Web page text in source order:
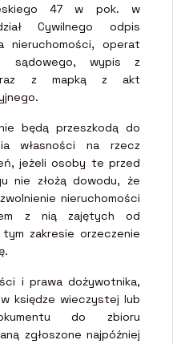
47 w pok. w
Cywilnego odpis
nieruchomości, operat
sądowego, wypis z
z mapką z akt
będą przeszkodą do
własności na rzecz
jeżeli osoby te przed
nie złożą dowodu, że
nieruchomości
z nią zajętych od
zakresie orzeczenie
i prawa dożywotnika,
księdze wieczystej lub
do zbioru
zgłoszone najpóźniej